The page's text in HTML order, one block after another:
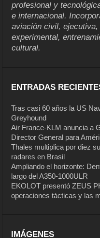
profesional y
e internacional.
aviación civil,
experimental,
cultural.
ENTRADAS
Tras casi 60 años la US
Greyhound
Air France-KLM anuncia a
Director General para
Thales multiplica por diez
radares en Brasil
Ampliando el horizonte:
largo del A350-1000ULR
EKOLOT presentó ZEUS
operaciones tácticas y las
IMÁGENES